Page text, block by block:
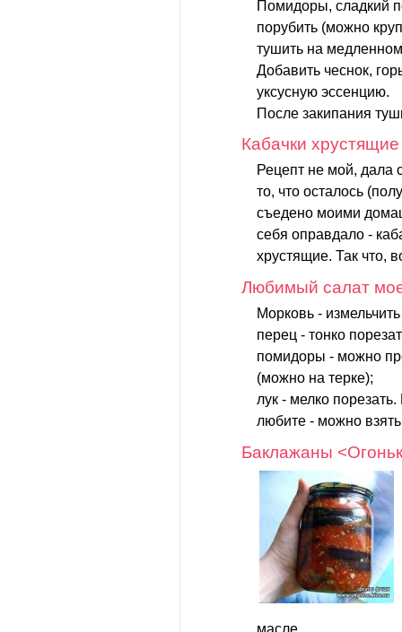
Помидоры, сладкий
порубить (можно
тушить на
Добавить чеснок,
уксусную эссенцию.
После закипания
Кабачки хрустящие
Рецепт не мой, дала
то, что осталось
съедено моими
себя оправдало -
хрустящие. Так что,
Любимый салат
Морковь -
перец - тонко
помидоры - можно
(можно на терке);
лук - мелко
любите - можно
Баклажаны
масле.